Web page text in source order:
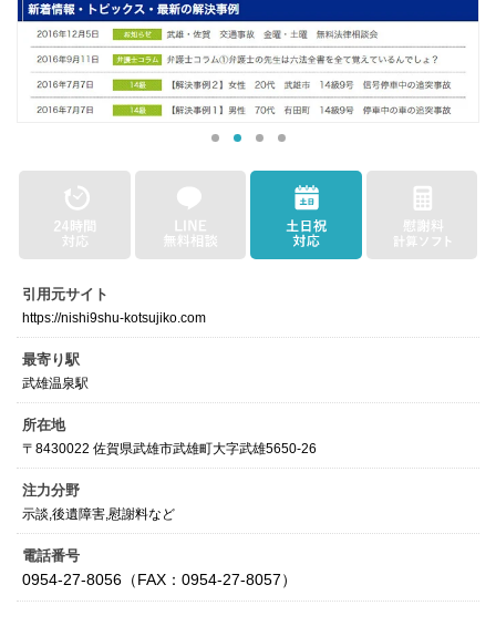
引用元サイト
https://nishi9shu-kotsujiko.com
最寄り駅
武雄温泉駅
所在地
〒8430022 佐賀県武雄市武雄町大字武雄5650-26
注力分野
示談,後遺障害,慰謝料など
電話番号
0954-27-8056（FAX：0954-27-8057）